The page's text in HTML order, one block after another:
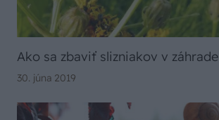
Ako sa zbaviť slizniakov v záhrade
30. júna 2019